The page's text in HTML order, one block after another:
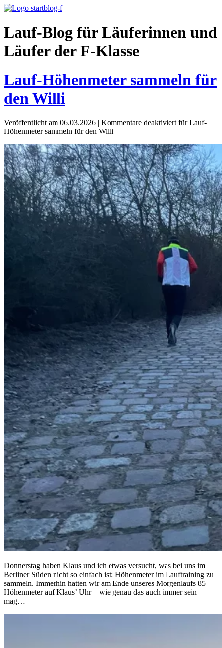
Lauf-Blog für Läuferinnen und
Läufer der F-Klasse
Lauf-Höhenmeter sammeln für
den Willi
Veröffentlicht am 06.03.2026 | Kommentare deaktiviert für Lauf-
Höhenmeter sammeln für den Willi
Donnerstag haben Klaus und ich etwas versucht, was bei uns im
Berliner Süden nicht so einfach ist: Höhenmeter im Lauftraining zu
sammeln. Immerhin hatten wir am Ende unseres Morgenlaufs 85
Höhenmeter auf Klaus’ Uhr – wie genau das auch immer sein
mag…